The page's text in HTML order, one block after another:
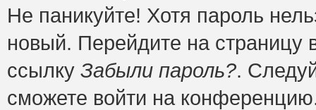
Не паникуйте! Хотя пароль
новый. Перейдите на
ссылку Забыли пароль?.
сможете войти на